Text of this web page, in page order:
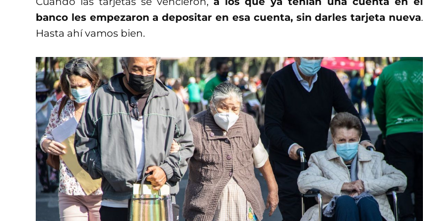
banco les empezaron a depositar en esa cuenta, sin darles tarjeta nueva.
Hasta ahí vamos bien.